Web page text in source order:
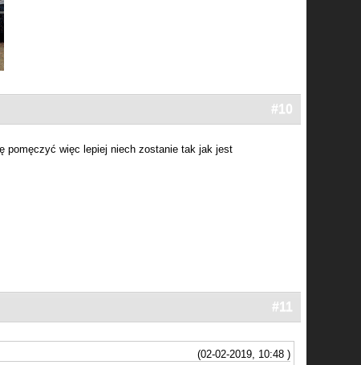
#10
pomęczyć więc lepiej niech zostanie tak jak jest
#11
(02-02-2019, 10:48 )